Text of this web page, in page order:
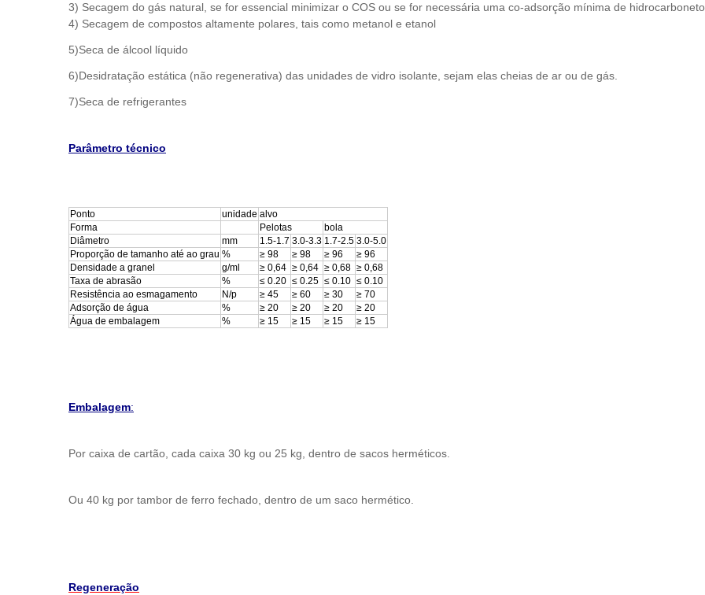
3) Secagem do gás natural, se for essencial minimizar o COS ou se for necessária uma co-adsorção mínima de
4) Secagem de compostos altamente polares, tais como metanol e etanol
5)Seca de álcool líquido
6)Desidratação estática (não regenerativa) das unidades de vidro isolante, sejam elas cheias de ar ou de gás.
7)Seca de refrigerantes
Parâmetro técnico
Ponto unidade alvo
Forma
Pelotas
bola
Diâmetro
mm 1.5-1.7 3.0-3.3 1.7-2.5 3.0-5.0
Proporção de tamanho até ao grau % ≥ 98 ≥ 98 ≥ 96
≥ 96
Densidade a granel
g/ml ≥ 0,64 ≥ 0,64 ≥ 0,68 ≥ 0,68
Taxa de abrasão
% ≤ 0.20 ≤ 0.25 ≤ 0.10 ≤ 0.10
Resistência ao esmagamento
N/p ≥ 45 ≥ 60 ≥ 30
≥ 70
Adsorção de água
% ≥ 20 ≥ 20 ≥ 20
≥ 20
Água de embalagem
% ≥ 15 ≥ 15 ≥ 15 ≥ 15
Embalagem:
Por caixa de cartão, cada caixa 30 kg ou 25 kg, dentro de sacos herméticos.
Ou 40 kg por tambor de ferro fechado, dentro de um saco hermético.
Regeneração